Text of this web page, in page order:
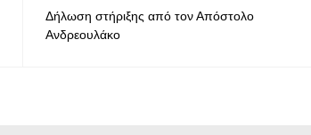
Δήλωση στήριξης από τον Απόστολο
Ανδρεουλάκο